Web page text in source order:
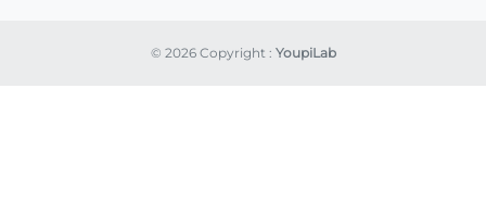
© 2026 Copyright : YoupiLab